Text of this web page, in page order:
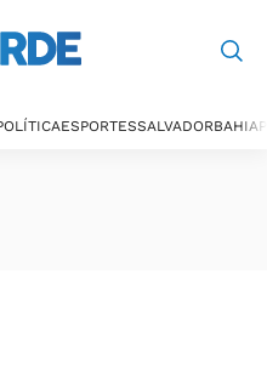
ESPORTESSALVADORBAHIA